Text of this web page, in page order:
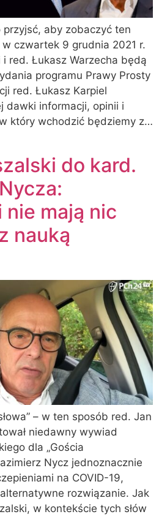
aby zobaczyć ten
czwartek 9 grudnia 2021 r.
red. Łukasz Warzecha będą
programu Prawy Prosty
red. Łukasz Karpiel
dawki informacji, opinii i
który wchodzić będziemy z…
do kard.
mają nic
nauką
– w ten sposób red. Jan
niedawny wywiad
dla „Gościa
Nycz jednoznacznie
na COVID-19,
rozwiązanie. Jak
w kontekście tych słów